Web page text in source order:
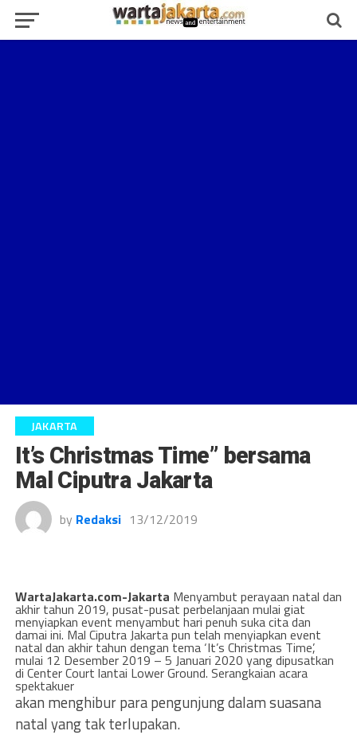
JAKARTA
It’s Christmas Time” bersama
Mal Ciputra Jakarta
by Redaksi 13/12/2019
WartaJakarta.com-Jakarta Menyambut perayaan natal dan
akhir tahun 2019, pusat-pusat perbelanjaan mulai giat
menyiapkan event menyambut hari penuh suka cita dan
damai ini. Mal Ciputra Jakarta pun telah menyiapkan event
natal dan akhir tahun dengan tema ‘It’s Christmas Time’,
mulai 12 Desember 2019 – 5 Januari 2020 yang dipusatkan
di Center Court lantai Lower Ground. Serangkaian acara
spektakuer
akan menghibur para pengunjung dalam suasana
natal yang tak terlupakan.